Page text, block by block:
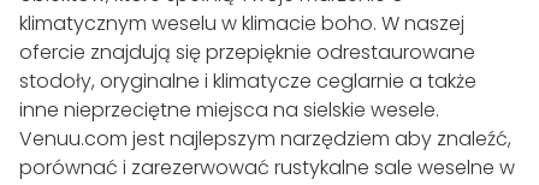
klimatycznym weselu w klimacie boho. W naszej
ofercie znajdują się przepięknie odrestaurowane
stodoły, oryginalne i klimatycze ceglarnie a także
inne nieprzeciętne miejsca na sielskie wesele.
Venuu.com jest najlepszym narzędziem aby znaleźć,
porównać i zarezerwować rustykalne sale weselne w